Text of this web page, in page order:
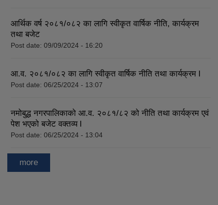
आर्थिक वर्ष २०८१/०८२ का लागि स्वीकृत वार्षिक नीति, कार्यक्रम
तथा बजेट
Post date: 09/09/2024 - 16:20
आ.व. २०८१/०८२ का लागि स्वीकृत वार्षिक नीति तथा कार्यक्रम l
Post date: 06/25/2024 - 13:07
नमोबुद्ध नगरपालिकाको आ‍.व. २०८१/८२ को नीति तथा कार्यक्रम एवं
पेश भएको बजेट वक्तव्य l
Post date: 06/25/2024 - 13:04
more